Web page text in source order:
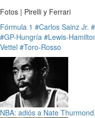
Fotos | Pirelli y Ferrari
Fórmula 1 #Carlos Sainz Jr.
#GP-Hungría #Lewis-
Vettel #Toro-Rosso
NBA: adiós a Nate